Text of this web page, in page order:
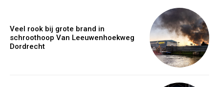
Veel rook bij grote brand in
schroothoop Van Leeuwenhoekweg
Dordrecht